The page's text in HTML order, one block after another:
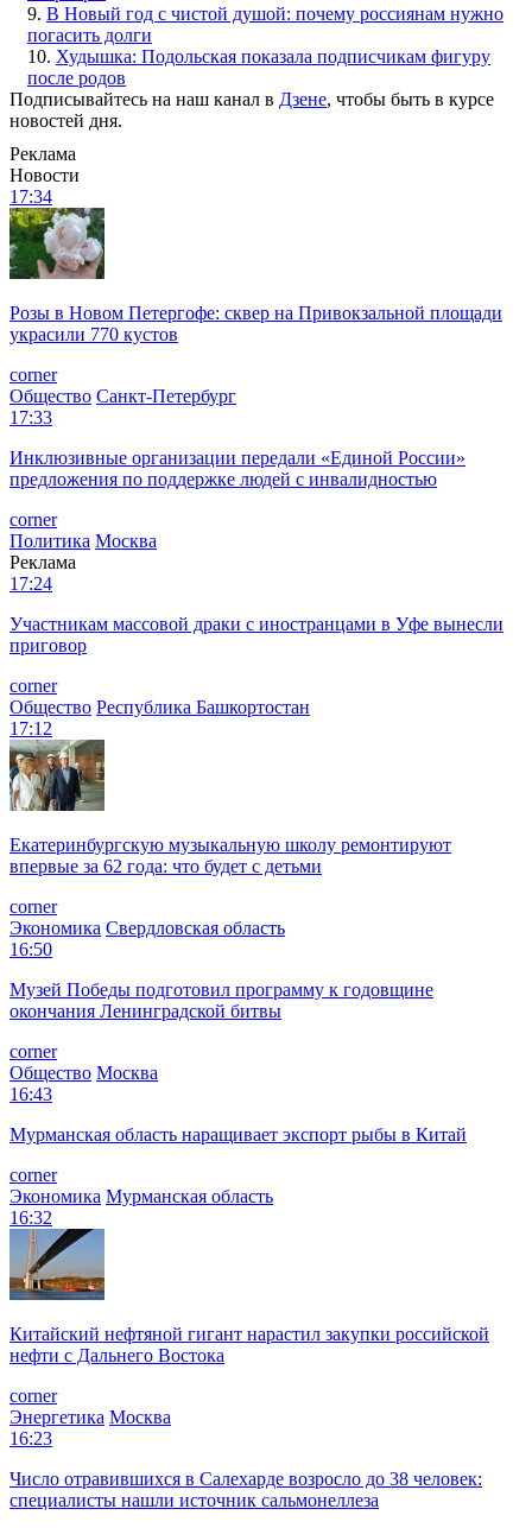
9. В Новый год с чистой душой: почему россиянам нужно
погасить долги
10. Худышка: Подольская показала подписчикам фигуру
после родов
Подписывайтесь на наш канал в Дзене, чтобы быть в курсе
новостей дня.
Реклама
Новости
17:34
Розы в Новом Петергофе: сквер на Привокзальной площади
украсили 770 кустов
corner
Общество Санкт-Петербург
17:33
Инклюзивные организации передали «Единой России»
предложения по поддержке людей с инвалидностью
corner
Политика Москва
Реклама
17:24
Участникам массовой драки с иностранцами в Уфе вынесли
приговор
corner
Общество Республика Башкортостан
17:12
Екатеринбургскую музыкальную школу ремонтируют
впервые за 62 года: что будет с детьми
corner
Экономика Свердловская область
16:50
Музей Победы подготовил программу к годовщине
окончания Ленинградской битвы
corner
Общество Москва
16:43
Мурманская область наращивает экспорт рыбы в Китай
corner
Экономика Мурманская область
16:32
Китайский нефтяной гигант нарастил закупки российской
нефти с Дальнего Востока
corner
Энергетика Москва
16:23
Число отравившихся в Салехарде возросло до 38 человек:
специалисты нашли источник сальмонеллеза